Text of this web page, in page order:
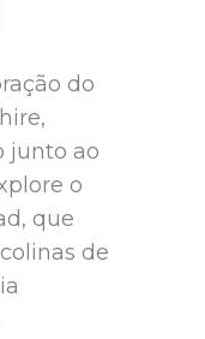
do
junto ao
o
que
de